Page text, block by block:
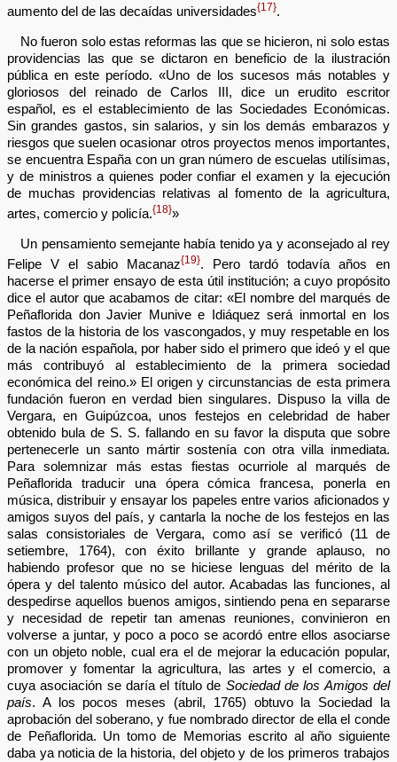
aumento del de las decaídas universidades{17}.
No fueron solo estas reformas las que se hicieron, ni solo estas
providencias las que se dictaron en beneficio de la ilustración
pública en este período. «Uno de los sucesos más notables y
gloriosos del reinado de Carlos III, dice un erudito escritor
español, es el establecimiento de las Sociedades Económicas.
Sin grandes gastos, sin salarios, y sin los demás embarazos y
riesgos que suelen ocasionar otros proyectos menos importantes,
se encuentra España con un gran número de escuelas utilísimas,
y de ministros a quienes poder confiar el examen y la ejecución
de muchas providencias relativas al fomento de la agricultura,
artes, comercio y policía.{18}»
Un pensamiento semejante había tenido ya y aconsejado al rey
Felipe V el sabio Macanaz{19}. Pero tardó todavía años en
hacerse el primer ensayo de esta útil institución; a cuyo propósito
dice el autor que acabamos de citar: «El nombre del marqués de
Peñaflorida don Javier Munive e Idiáquez será inmortal en los
fastos de la historia de los vascongados, y muy respetable en los
de la nación española, por haber sido el primero que ideó y el que
más contribuyó al establecimiento de la primera sociedad
económica del reino.» El origen y circunstancias de esta primera
fundación fueron en verdad bien singulares. Dispuso la villa de
Vergara, en Guipúzcoa, unos festejos en celebridad de haber
obtenido bula de S. S. fallando en su favor la disputa que sobre
pertenecerle un santo mártir sostenía con otra villa inmediata.
Para solemnizar más estas fiestas ocurriole al marqués de
Peñaflorida traducir una ópera cómica francesa, ponerla en
música, distribuir y ensayar los papeles entre varios aficionados y
amigos suyos del país, y cantarla la noche de los festejos en las
salas consistoriales de Vergara, como así se verificó (11 de
setiembre, 1764), con éxito brillante y grande aplauso, no
habiendo profesor que no se hiciese lenguas del mérito de la
ópera y del talento músico del autor. Acabadas las funciones, al
despedirse aquellos buenos amigos, sintiendo pena en separarse
y necesidad de repetir tan amenas reuniones, convinieron en
volverse a juntar, y poco a poco se acordó entre ellos asociarse
con un objeto noble, cual era el de mejorar la educación popular,
promover y fomentar la agricultura, las artes y el comercio, a
cuya asociación se daría el título de Sociedad de los Amigos del
país. A los pocos meses (abril, 1765) obtuvo la Sociedad la
aprobación del soberano, y fue nombrado director de ella el conde
de Peñaflorida. Un tomo de Memorias escrito al año siguiente
daba ya noticia de la historia, del objeto y de los primeros trabajos